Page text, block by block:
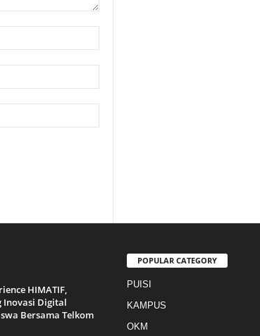
HIMATIF,
Inovasi Digital
Bersama Telkom
POPULAR CATEGORY
PUISI
KAMPUS
OKM